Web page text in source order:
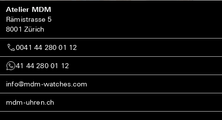
Atelier MDM
Rämistrasse 5
8001 Zürich
0041 44 280 01 12
41 44 280 01 12
info@mdm-watches.com
mdm-uhren.ch